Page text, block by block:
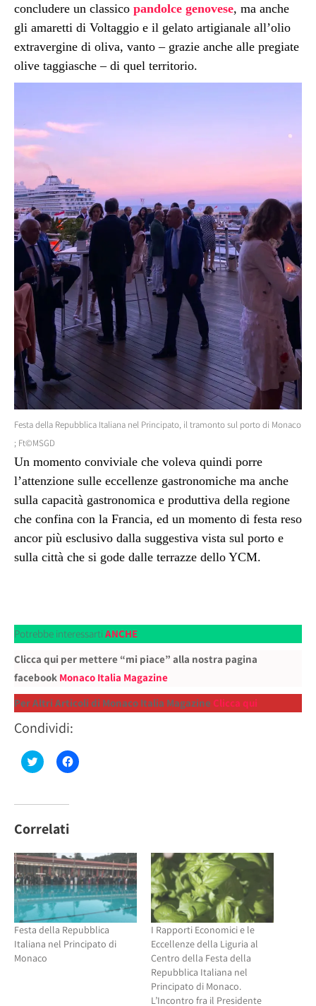
concludere un classico pandolce genovese, ma anche
gli amaretti di Voltaggio e il gelato artigianale all’olio
extravergine di oliva, vanto – grazie anche alle pregiate
olive taggiasche – di quel territorio.
Festa della Repubblica Italiana nel Principato, il tramonto sul porto di Monaco
; Ft©MSGD
Un momento conviviale che voleva quindi porre
l’attenzione sulle eccellenze gastronomiche ma anche
sulla capacità gastronomica e produttiva della regione
che confina con la Francia, ed un momento di festa reso
ancor più esclusivo dalla suggestiva vista sul porto e
sulla città che si gode dalle terrazze dello YCM.
Potrebbe interessartiANCHE
Clicca qui per mettere “mi piace” alla nostra pagina
facebook Monaco Italia Magazine
Per Altri Articoli di Monaco Italia Magazine Clicca qui
Condividi:
Fai
clic
su
(Si
apre
una
nuova
finestra)
Fai
clic
nuova
finestra)
Correlati
Festa della Repubblica
Italiana nel Principato di
Monaco
I Rapporti Economici e le
Eccellenze della Liguria al
Centro della Festa della
Repubblica Italiana nel
Principato di Monaco.
L’Incontro fra il Presidente